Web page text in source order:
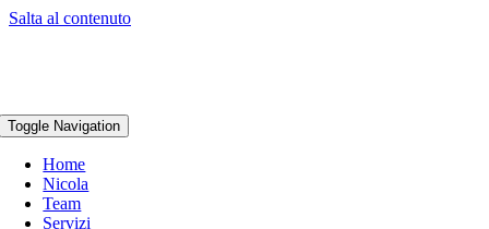
Salta al contenuto
Toggle Navigation
Home
Nicola
Team
Servizi